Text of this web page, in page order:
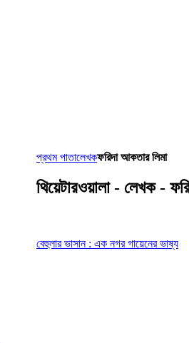
প্রথম পাতালেখকফরিদা আকতার লিমা
থিয়েটারওয়ালা - লেখক -
বেহুলার ভাসান : এক নগর গায়েনের ভাষ্য